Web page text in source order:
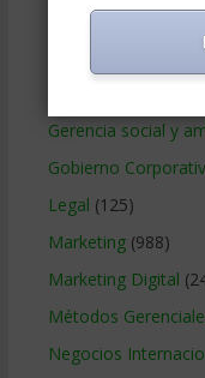
Educacion Gerencial
Gerencia social y
Gobierno
Legal (125)
Marketing(988)
Marketing Digital
Métodos
Negocios